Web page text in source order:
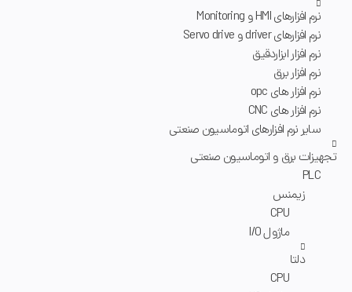
نرم افزارهای HMI و Monitoring
نرم افزارهای driver و Servo drive
نرم افزار ابزاردقیق
نرم افزار برق
نرم افزار های opc
نرم افزار های CNC
سایر نرم افزارهای اتوماسیون صنعتی
تجهیزات برق و اتوماسیون صنعتی
PLC
زیمنس
CPU
ماژول I/O
دلتا
CPU